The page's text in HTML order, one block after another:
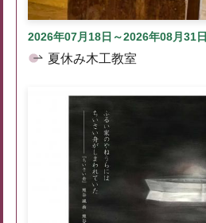
2026年07月18日～2026年08月31日
夏休み木工教室